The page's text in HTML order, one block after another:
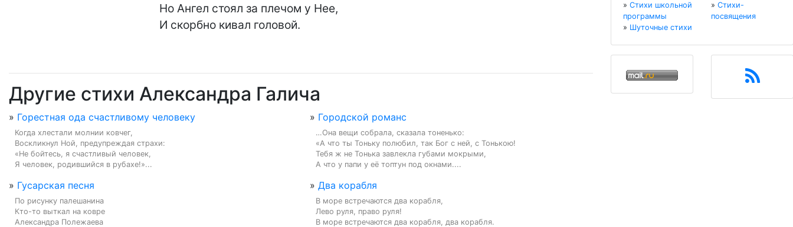
Но Ангел стоял за плечом у Нее,
И скорбно кивал головой.
Другие стихи Александра Галича
» Горестная ода счастливому человеку
Когда хлестали молнии ковчег,
Воскликнул Ной, предупреждая страхи:
«Не бойтесь, я счастливый человек,
Я человек, родившийся в рубахе!»...
» Городской романс
…Она вещи собрала, сказала тоненько:
«А что ты Тоньку полюбил, так Бог с ней, с Тонькою!
Тебя ж не Тонька завлекла губами мокрыми,
А что у папи у её топтун под окнами....
» Гусарская песня
По рисунку палешанина
Кто-то выткал на ковре
Александра Полежаева
» Два корабля
В море встречаются два корабля,
Лево руля, право руля!
В море встречаются два корабля, два корабля.
» Стихи школьной
программы
» Стихи-
посвящения
» Шуточные стихи